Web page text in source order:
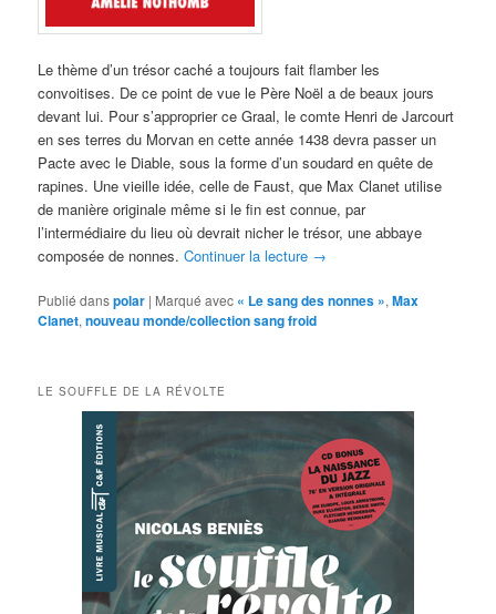
Le thème d’un trésor caché a toujours fait flamber les
convoitises. De ce point de vue le Père Noël a de beaux jours
devant lui. Pour s’approprier ce Graal, le comte Henri de Jarcourt
en ses terres du Morvan en cette année 1438 devra passer un
Pacte avec le Diable, sous la forme d’un soudard en quête de
rapines. Une vieille idée, celle de Faust, que Max Clanet utilise
de manière originale même si le fin est connue, par
l’intermédiaire du lieu où devrait nicher le trésor, une abbaye
composée de nonnes.Continuer la lecture →
Publié danspolar | Marqué avec « Le sang des nonnes »,Max
Clanet,nouveau monde/collection sang froid
LE SOUFFLE DE LA RÉVOLTE